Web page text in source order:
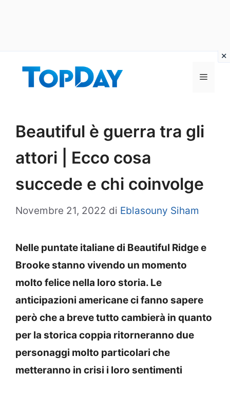
Menu
Beautiful è guerra tra gli
attori | Ecco cosa
succede e chi coinvolge
Novembre 21, 2022 di Eblasouny Siham
Nelle puntate italiane di Beautiful Ridge e
Brooke stanno vivendo un momento
molto felice nella loro storia. Le
anticipazioni americane ci fanno sapere
però che a breve tutto cambierà in quanto
per la storica coppia ritorneranno due
personaggi molto particolari che
metteranno in crisi i loro sentimenti